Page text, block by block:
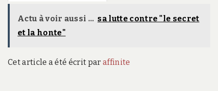
Actu à voir aussi ... sa lutte contre "le secret
et la honte"
Cet article a été écrit par affinite